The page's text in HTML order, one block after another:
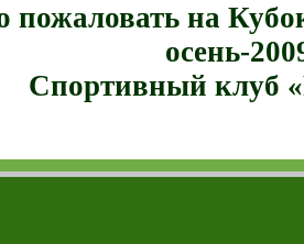
пожаловать на
осень-
Спортивный клуб